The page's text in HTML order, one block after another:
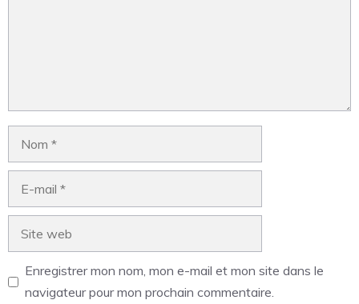
Enregistrer mon nom, mon e-mail et mon site dans le
navigateur pour mon prochain commentaire.